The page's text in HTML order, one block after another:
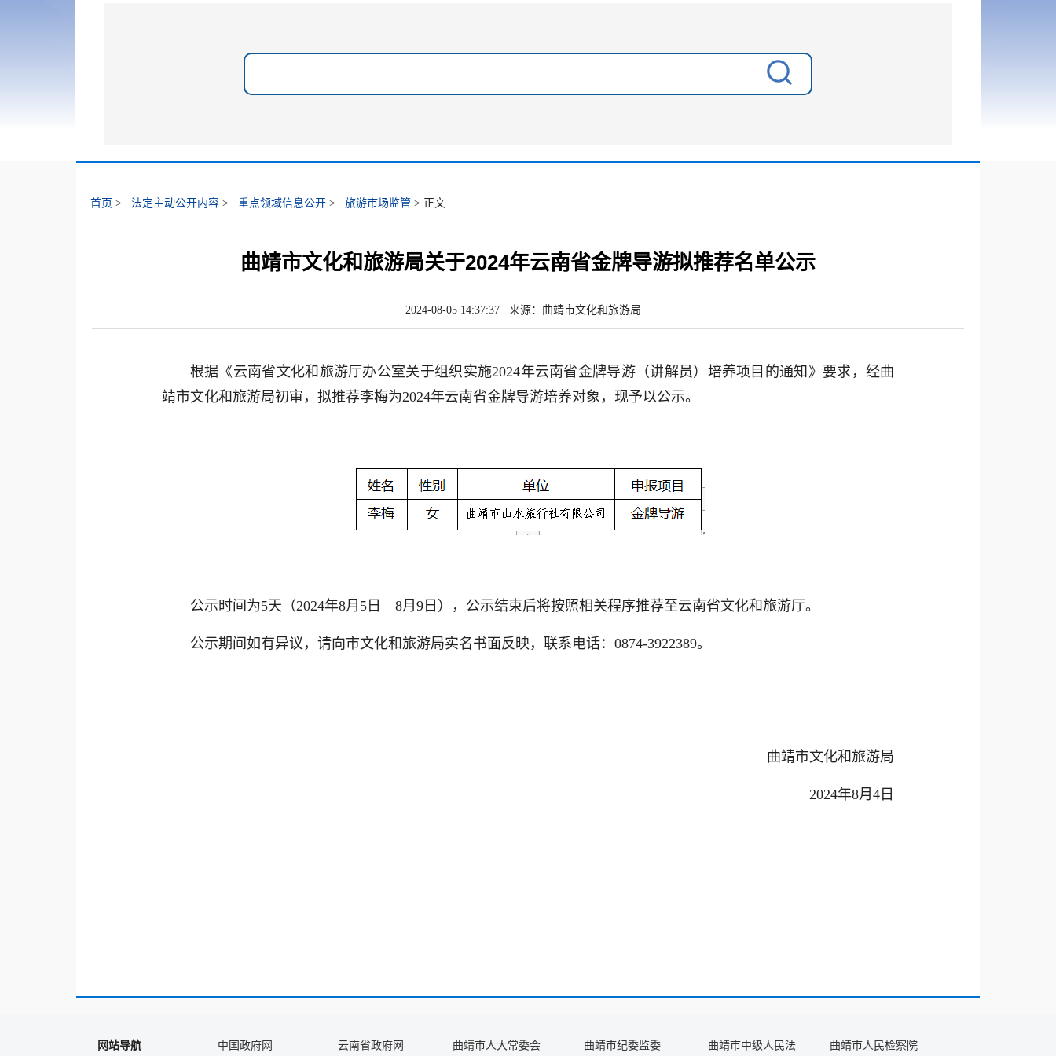
首页 > 法定主动公开内容 > 重点领域信息公开 > 旅游市场监管 > 正文
曲靖市文化和旅游局关于2024年云南省金牌导游拟推荐名单公示
2024-08-05 14:37:37 来源：曲靖市文化和旅游局
根据《云南省文化和旅游厅办公室关于组织实施2024年云南省金牌导游（讲解员）培养项目的通知》要求，经曲
靖市文化和旅游局初审，拟推荐李梅为2024年云南省金牌导游培养对象，现予以公示。
公示时间为5天（2024年8月5日—8月9日），公示结束后将按照相关程序推荐至云南省文化和旅游厅。
公示期间如有异议，请向市文化和旅游局实名书面反映，联系电话：0874-3922389。
曲靖市文化和旅游局
2024年8月4日
网站导航 中国政府网 云南省政府网 曲靖市人大常委会 曲靖市纪委监委 曲靖市中级人民法 曲靖市人民检察院